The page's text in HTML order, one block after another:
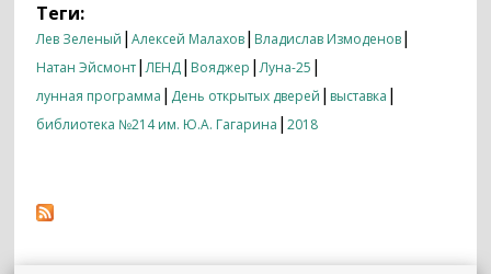
Теги:
Лев Зеленый |Алексей Малахов| Владислав Измоденов|
Натан Эйсмонт|ЛЕНД| Вояджер |Луна-25 |
лунная программа | День открытых дверей | выставка |
библиотека №214 им. Ю.А. Гагарина |2018